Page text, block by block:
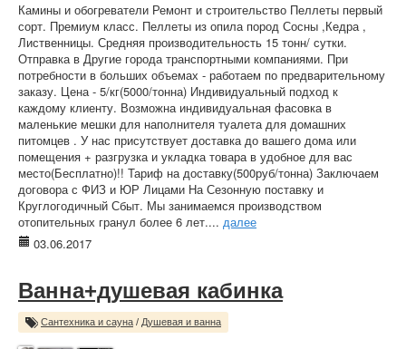
Камины и обогреватели Ремонт и строительство Пеллеты первый
сорт. Премиум класс. Пеллеты из опила пород Сосны ,Кедра ,
Лиственницы. Средняя производительность 15 тонн/ сутки.
Отправка в Другие города транспортными компаниями. При
потребности в больших объемах - работаем по предварительному
заказу. Цена - 5/кг(5000/тонна) Индивидуальный подход к
каждому клиенту. Возможна индивидуальная фасовка в
маленькие мешки для наполнителя туалета для домашних
питомцев . У нас присутствует доставка до вашего дома или
помещения + разгрузка и укладка товара в удобное для вас
место(Бесплатно)!! Тариф на доставку(500руб/тонна) Заключаем
договора с ФИЗ и ЮР Лицами На Сезонную поставку и
Круглогодичный Сбыт. Мы занимаемся производством
отопительных гранул более 6 лет.... далее
03.06.2017
Ванна+душевая кабинка
Сантехника и сауна / Душевая и ванна